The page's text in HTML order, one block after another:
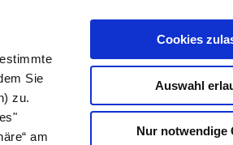
Sie
zu.
am
Cookies
Auswahl
Nur notwendige
Über uns